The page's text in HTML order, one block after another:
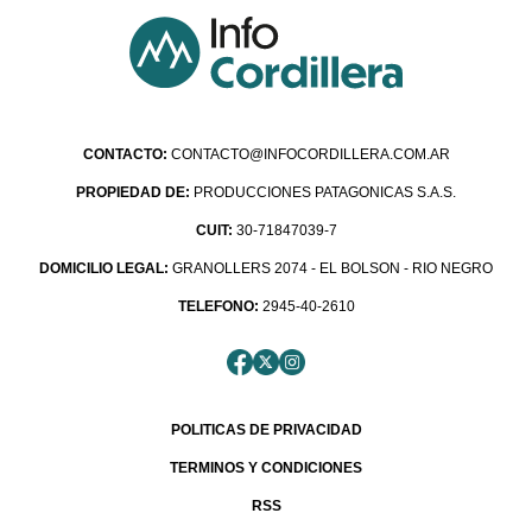
CONTACTO: CONTACTO@INFOCORDILLERA.COM.AR
PROPIEDAD DE: PRODUCCIONES PATAGONICAS S.A.S.
CUIT: 30-71847039-7
DOMICILIO LEGAL: GRANOLLERS 2074 - EL BOLSON - RIO NEGRO
TELEFONO: 2945-40-2610
POLITICAS DE PRIVACIDAD
TERMINOS Y CONDICIONES
RSS